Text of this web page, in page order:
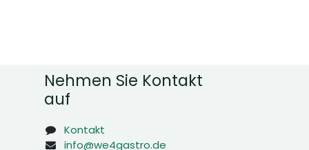
Nehmen Sie Kontakt
auf
Kontakt
info@we4gastro.de